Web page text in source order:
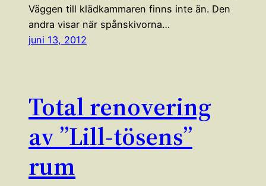
Väggen till klädkammaren finns inte än. Den
andra visar när spånskivorna…
juni 13, 2012
Total renovering
av ”Lill-tösens”
rum